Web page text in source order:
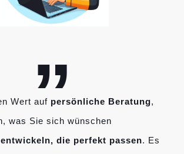
„
Wert auf persönliche Beratung,
was Sie sich wünschen
die perfekt passen. Es